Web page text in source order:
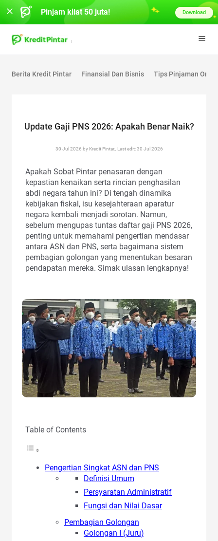
Berita Kredit Pintar Finansial Dan Bisnis Tips Pinjaman
Update Gaji PNS 2026: Apakah Benar Naik?
30 Jul 2026 by Kredit Pintar., Last edit: 30 Jul 2026
Apakah Sobat Pintar penasaran dengan
kepastian kenaikan serta rincian penghasilan
abdi negara tahun ini? Di tengah dinamika
kebijakan fiskal, isu kesejahteraan aparatur
negara kembali menjadi sorotan. Namun,
sebelum mengupas tuntas daftar gaji PNS 2026,
penting untuk memahami pengertian mendasar
antara ASN dan PNS, serta bagaimana sistem
pembagian golongan yang menentukan besaran
pendapatan mereka. Simak ulasan lengkapnya!
Table of Contents
Pengertian Singkat ASN dan PNS
Definisi Umum
Persyaratan Administratif
Fungsi dan Nilai Dasar
Pembagian Golongan
Golongan I (Juru)
Pinjam kilat 50 juta! Download